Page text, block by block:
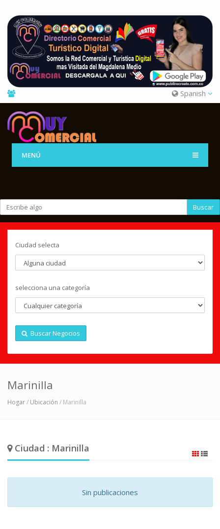
Spanish
MENÚ
Buscar
Ciudad selecta
selecciona una categoría
Buscar Negocios
Marinilla
Hogar/ Ubicación / Marinilla
Ciudad : Marinilla
Sin publicaciones